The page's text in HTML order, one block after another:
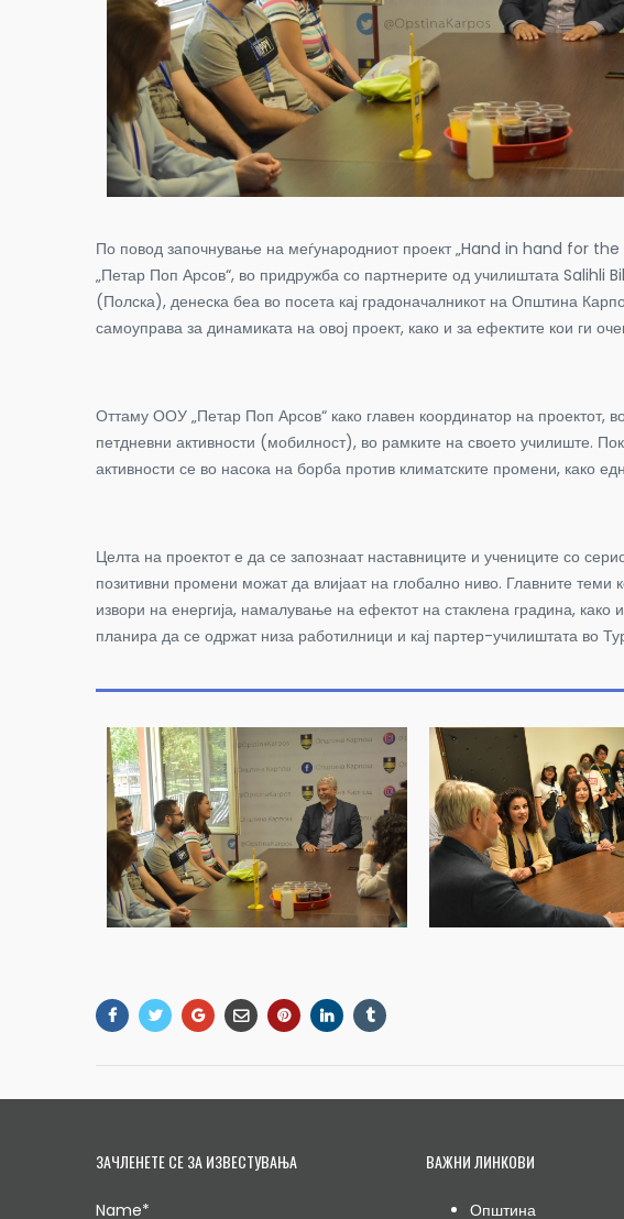
По повод започнување на меѓународниот проект „Hand in hand for
„Петар Поп Арсов“, во придружба со партнерите од училиштата
(Полска), денеска беа во посета кај градоначалникот на Општина
самоуправа за динамиката на овој проект, како и за ефектите кои ги
Оттаму ООУ „Петар Поп Арсов“ како главен координатор на проектот,
петдневни активности (мобилност), во рамките на своето училиште.
активности се во насока на борба против климатските промени, како
Целта на проектот е да се запознаат наставниците и учениците со
позитивни промени можат да влијаат на глобално ниво. Главните
извори на енергија, намалување на ефектот на стаклена градина,
планира да се одржат низа работилници и кај партер-училиштата во
ЗАЧЛЕНЕТЕ СЕ ЗА ИЗВЕСТУВАЊА
Name*
ВАЖНИ ЛИНКОВИ
Општина